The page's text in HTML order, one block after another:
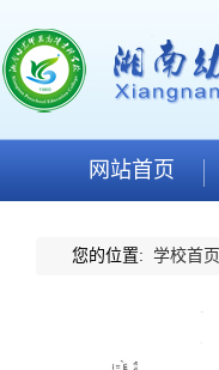
网站首页
您的位置: 学校首页